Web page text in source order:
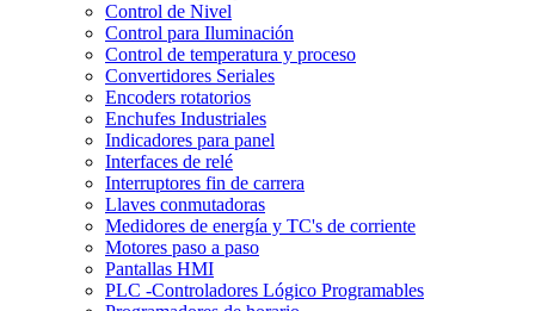
Control de Nivel
Control para Iluminación
Control de temperatura y proceso
Convertidores Seriales
Encoders rotatorios
Enchufes Industriales
Indicadores para panel
Interfaces de relé
Interruptores fin de carrera
Llaves conmutadoras
Medidores de energía y TC's de corriente
Motores paso a paso
Pantallas HMI
PLC -Controladores Lógico Programables